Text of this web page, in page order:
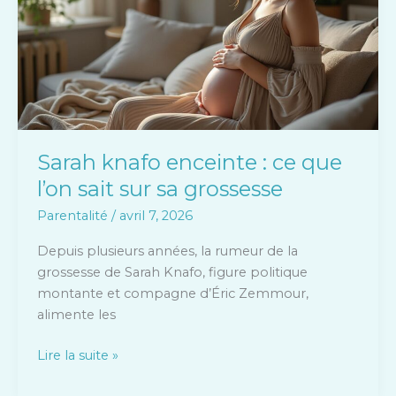
Sarah knafo enceinte : ce que
l’on sait sur sa grossesse
Parentalité / avril 7, 2026
Depuis plusieurs années, la rumeur de la
grossesse de Sarah Knafo, figure politique
montante et compagne d’Éric Zemmour,
alimente les
ce
que
sait
sur
sa
Lire la suite »